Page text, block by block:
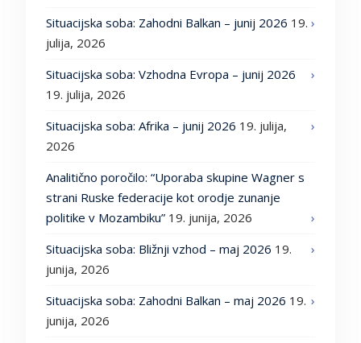
Situacijska soba: Zahodni Balkan – junij 2026 19.
julija, 2026
Situacijska soba: Vzhodna Evropa – junij 2026
19. julija, 2026
Situacijska soba: Afrika – junij 2026 19. julija,
2026
Analitično poročilo: “Uporaba skupine Wagner s
strani Ruske federacije kot orodje zunanje
politike v Mozambiku” 19. junija, 2026
Situacijska soba: Bližnji vzhod – maj 2026 19.
junija, 2026
Situacijska soba: Zahodni Balkan – maj 2026 19.
junija, 2026